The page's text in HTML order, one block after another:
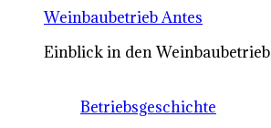
Weinbaubetrieb Antes
Einblick in den Weinbaubetrieb
Betriebsgeschichte